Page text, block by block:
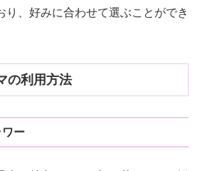
り、好みに合わせて選ぶことができ
の利用方法
ー